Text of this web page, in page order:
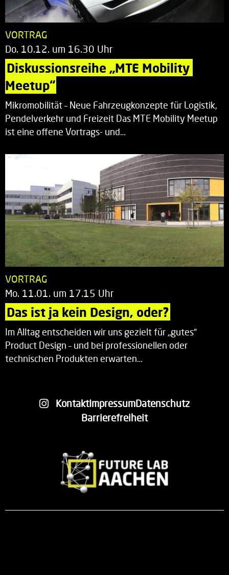
VORTRAG
Do. 10.12. um 16.30 Uhr
Diskussionsreihe „MTE Mobility
Meetup“
Mikromobilität – Neue Fahrzeugkonzepte für Logistik,
Pendelverkehr und Freizeit Das MTE Mobility Meetup
ist eine offene Vortrags- und…
VORTRAG
Mo. 11.01. um 17.15 Uhr
Das ist ja kein Design, oder?
Im Alltag entscheiden wir uns gezielt für „gutes“
Product Design – und bei professionellen oder
technischen Produkten erwarten…
KontaktImpressumDatenschutz
Barrierefreiheit